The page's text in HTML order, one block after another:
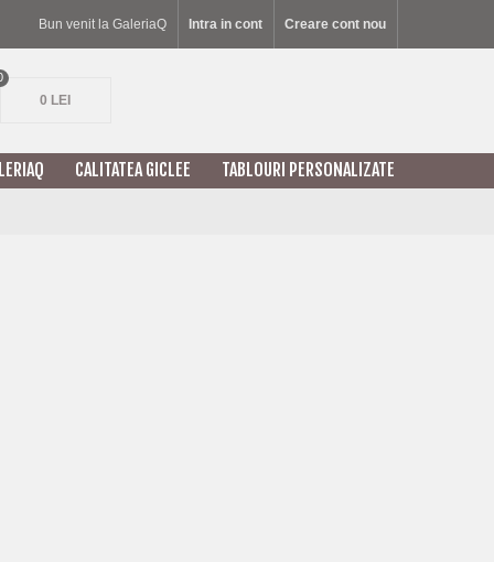
Bun venit la GaleriaQ Intra in cont Creare cont nou
0 LEI
CALITATEA GICLEE TABLOURI PERSONALIZATE